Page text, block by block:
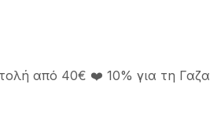
από 40€ ❤️ 10% για τη Γαζα